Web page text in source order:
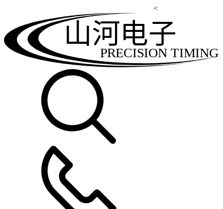
<
PRECISION TIMING
山河电子